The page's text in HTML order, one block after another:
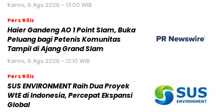
Kamis, 6 Agu 2026 - 13:00 WIB
Pers Rilis
Haier Gandeng AO 1 Point Slam, Buka
Peluang bagi Petenis Komunitas
Tampil di Ajang Grand Slam
Kamis, 6 Agu 2026 - 12:10 WIB
Pers Rilis
SUS ENVIRONMENT Raih Dua Proyek
WtE di Indonesia, Percepat Ekspansi
Global